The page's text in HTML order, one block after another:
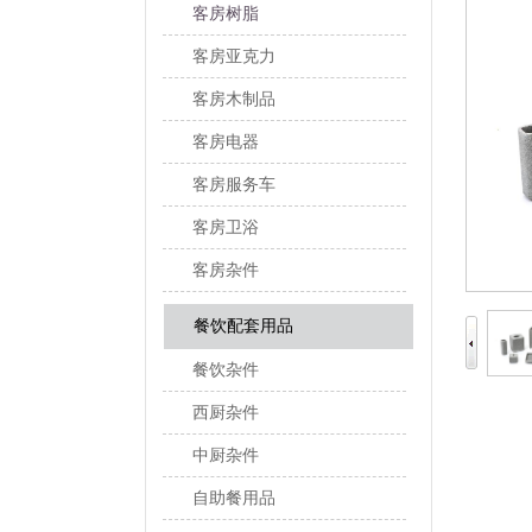
客房树脂
客房亚克力
客房木制品
客房电器
客房服务车
客房卫浴
客房杂件
餐饮配套用品
餐饮杂件
西厨杂件
中厨杂件
自助餐用品